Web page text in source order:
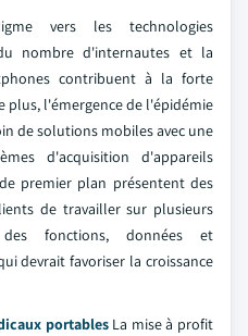
vers les technologies
nombre d'internautes et la
contribuent à la forte
plus, l'émergence de l'épidémie
de solutions mobiles avec une
d'acquisition d'appareils
premier plan présentent des
de travailler sur plusieurs
fonctions, données et
devrait favoriser la croissance
portablesLa mise à profit